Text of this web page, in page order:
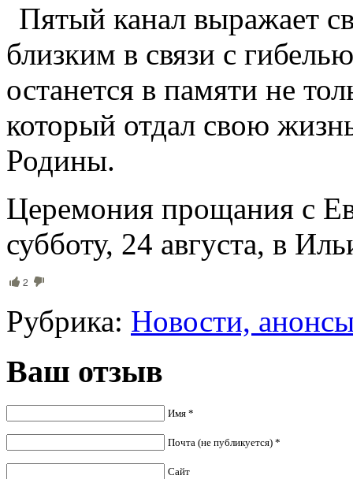
Пятый канал выражает
близким в связи с
останется в памяти не
который отдал свою
Родины.
Церемония прощания с
субботу, 24 августа, в
2
Рубрика: Новости,
Ваш отзыв
Имя *
Почта (не публикуется) *
Сайт